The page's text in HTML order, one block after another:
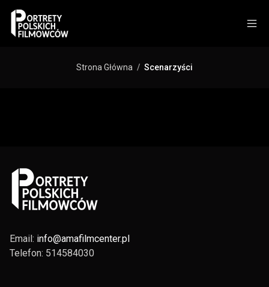
Strona Główna Scenarzyści
Email: info@amafilmcenter.pl
Telefon: 514584030